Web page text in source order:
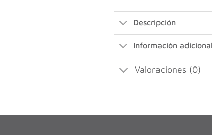
Descripción
Información adicional
Valoraciones (0)